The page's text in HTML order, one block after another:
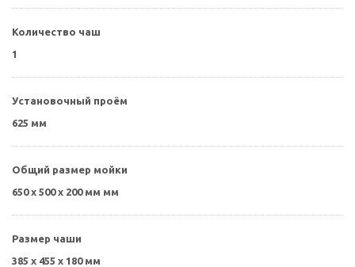
Количество чаш
1
Установочный проём
625 мм
Общий размер мойки
650 х 500 х 200 мм мм
Размер чаши
385 х 455 х 180 мм